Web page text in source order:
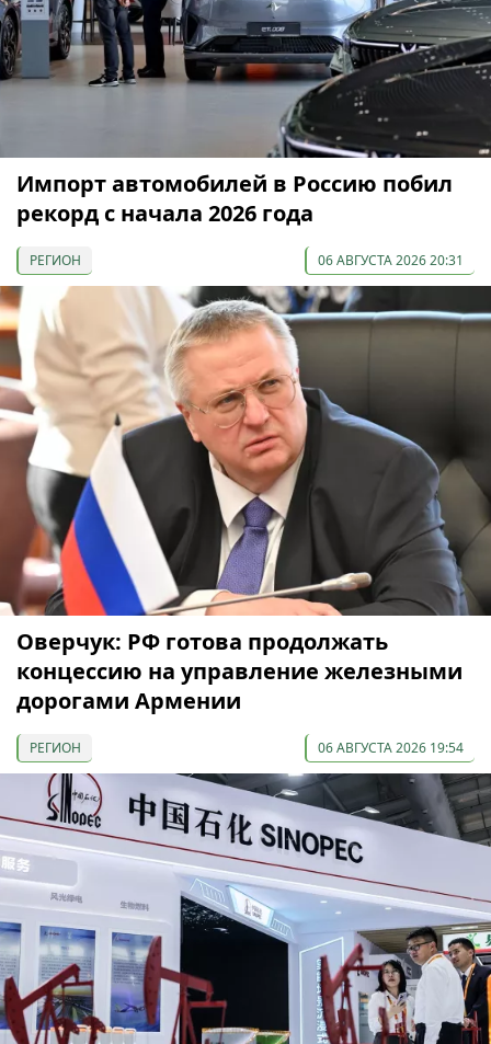
Импорт автомобилей в Россию побил
рекорд с начала 2026 года
РЕГИОН 06 АВГУСТА 2026 20:31
Оверчук: РФ готова продолжать
концессию на управление железными
дорогами Армении
РЕГИОН 06 АВГУСТА 2026 19:54